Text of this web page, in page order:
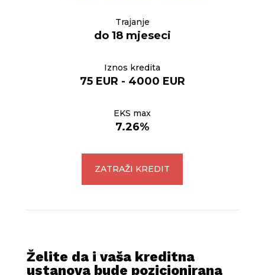
Trajanje
do 18 mjeseci
Iznos kredita
75 EUR - 4000 EUR
EKS max
7.26%
ZATRAŽI KREDIT
Želite da i vaša kreditna
ustanova bude pozicionirana